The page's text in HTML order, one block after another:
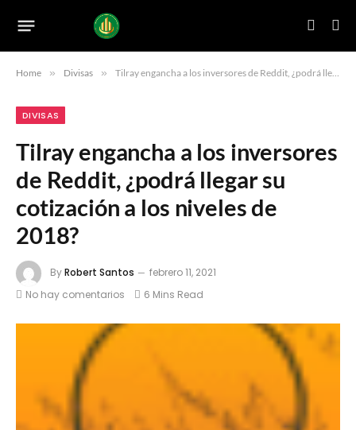
Home » Divisas » Tilray engancha a los inversores de Reddit, ¿podrá llegar su cotización a los niveles de 2018?
DIVISAS
Tilray engancha a los inversores
de Reddit, ¿podrá llegar su
cotización a los niveles de
2018?
ByRobert Santos
febrero 11, 2021
No hay comentarios
6 Mins Read